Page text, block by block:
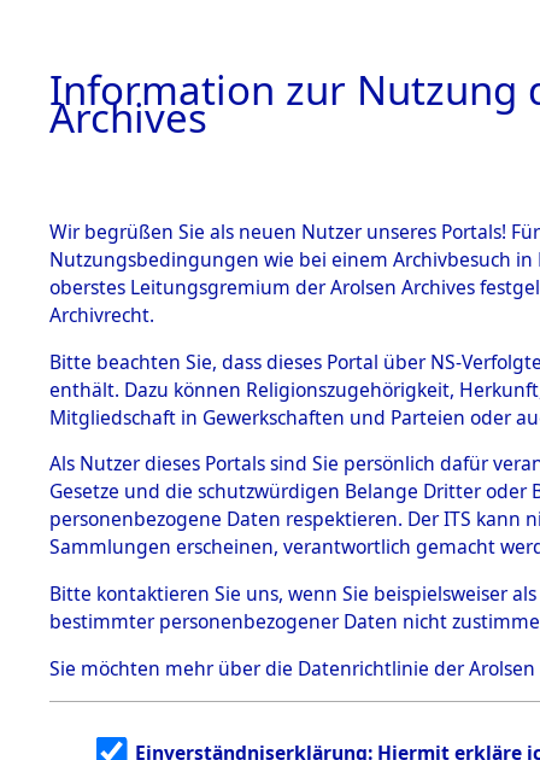
BESTÄNDE
1.
mente
5. Verschiedenes
5.3
Todesmärsche
5.3.1 Alliierte
Erhebungen
zu
Todesmärsch
en
5.3.2
Identifizierun
g
auf dem
zur
Roding)
Information zur Nutzung
Archives
Wir begrüßen Sie als neuen Nutzer unseres Portals!
Nutzungsbedingungen wie bei einem Archivbesuch
oberstes Leitungsgremium der Arolsen Archives
Archivrecht.
Bitte beachten Sie, dass dieses Portal über NS-
enthält. Dazu können Religionszugehörigkeit,
Mitgliedschaft in Gewerkschaften und Parteien oder
Als Nutzer dieses Portals sind Sie persönlich dafür
Gesetze und die schutzwürdigen Belange Dritter
personenbezogene Daten respektieren. Der ITS
Sammlungen erscheinen, verantwortlich gemacht
Bitte kontaktieren Sie uns, wenn Sie beispielsweiser
bestimmter personenbezogener Daten nicht
Sie möchten mehr über die Datenrichtlinie der Arolsen
Einverständniserklärung: Hiermit erkläre